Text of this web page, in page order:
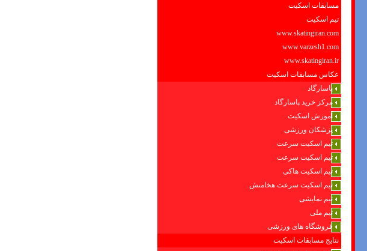
مسابقات اسکیت
تیم اسکیت
www.skatingiran.com
www.varzesh1.com
www.skatingiran.ir
عکاس مسابقات اسکیت
پاسارگاد
مرکز خرید پاسارگاد
آموزش اسکیت
پزشکان ورزشی
تیم اسکیت سرعت
تیم اسکیت سرعت
تیم اسکیت هاکی
تیم اسکیت سرعت هخامنش
تیم نمایشی
تیم ملی
فروشگاه های ورزشی
نتایج مسابقات اسکیت